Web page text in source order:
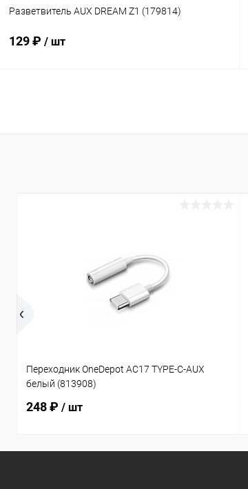
Разветвитель AUX DREAM Z1 (179814)
129 ₽ / шт
Купить в 1 клик К сравнению
Переходник OneDepot AC17 TYPE-C-AUX
белый (813908)
248 ₽ / шт